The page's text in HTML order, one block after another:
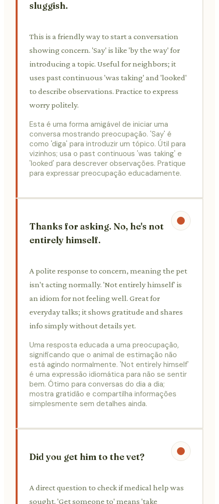
sluggish.
This is a friendly way to start a conversation
showing concern. 'Say' is like 'by the way' for
introducing a topic. Useful for neighbors; it
uses past continuous 'was taking' and 'looked'
to describe observations. Practice to express
worry politely.
Esta é uma forma amigável de iniciar uma
conversa mostrando preocupação. 'Say' é
como 'diga' para introduzir um tópico. Útil para
vizinhos; usa o past continuous 'was taking' e
'looked' para descrever observações. Pratique
para expressar preocupação educadamente.
Thanks for asking. No, he's not
entirely himself.
A polite response to concern, meaning the pet
isn't acting normally. 'Not entirely himself' is
an idiom for not feeling well. Great for
everyday talks; it shows gratitude and shares
info simply without details yet.
Uma resposta educada a uma preocupação,
significando que o animal de estimação não
está agindo normalmente. 'Not entirely himself'
é uma expressão idiomática para não se sentir
bem. Ótimo para conversas do dia a dia;
mostra gratidão e compartilha informações
simplesmente sem detalhes ainda.
Did you get him to the vet?
A direct question to check if medical help was
sought. 'Get someone to' means 'take